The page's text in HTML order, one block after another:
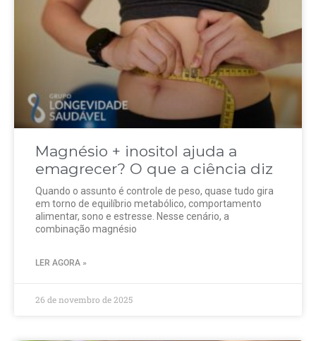
Magnésio + inositol ajuda a
emagrecer? O que a ciência diz
Quando o assunto é controle de peso, quase tudo gira
em torno de equilíbrio metabólico, comportamento
alimentar, sono e estresse. Nesse cenário, a
combinação magnésio
LER AGORA »
26 de novembro de 2025